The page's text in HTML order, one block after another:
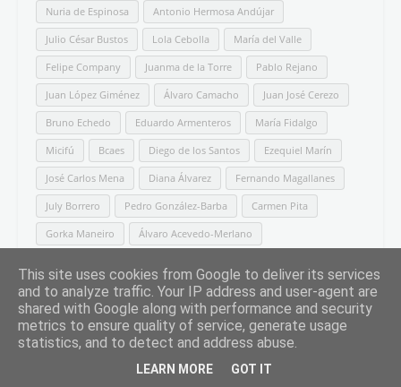
Nuria de Espinosa Antonio Hermosa Andújar
Julio César Bustos Lola Cebolla María del Valle
Felipe Company Juanma de la Torre Pablo Rejano
Juan López Giménez Álvaro Camacho Juan José Cerezo
Bruno Echedo Eduardo Armenteros María Fidalgo
Micifú Bcaes Diego de los Santos Ezequiel Marín
José Carlos Mena Diana Álvarez Fernando Magallanes
July Borrero Pedro González-Barba Carmen Pita
Gorka Maneiro Álvaro Acevedo-Merlano
Javier Parrado Jose Andrés Calderón Daniel Groz
Edurne Sosa Gabriel Estañ Cerezo Iván Garzón Vallejo
Macarena González Puente Marcelo Gullo
Miguel Ángel Mudoy PaKo Martí Pablo Antivero Esper
This site uses cookies from Google to deliver its services
and to analyze traffic. Your IP address and user-agent are
shared with Google along with performance and security
metrics to ensure quality of service, generate usage
statistics, and to detect and address abuse.
LEARN MORE GOT IT